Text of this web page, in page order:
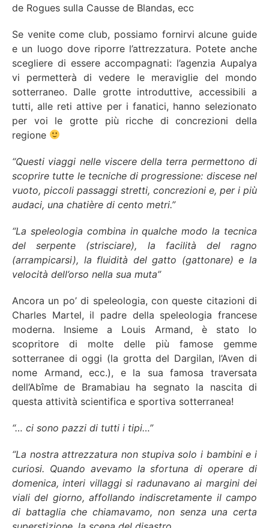
de Rogues sulla Causse de Blandas, ecc
Se venite come club, possiamo fornirvi alcune guide
e un luogo dove riporre l’attrezzatura. Potete anche
scegliere di essere accompagnati: l’agenzia Aupalya
vi permetterà di vedere le meraviglie del mondo
sotterraneo. Dalle grotte introduttive, accessibili a
tutti, alle reti attive per i fanatici, hanno selezionato
per voi le grotte più ricche di concrezioni della
regione
“Questi viaggi nelle viscere della terra permettono di
scoprire tutte le tecniche di progressione: discese nel
vuoto, piccoli passaggi stretti, concrezioni e, per i più
audaci, una chatière di cento metri.”
“La speleologia combina in qualche modo la tecnica
del serpente (strisciare), la facilità del ragno
(arrampicarsi), la fluidità del gatto (gattonare) e la
velocità dell’orso nella sua muta”
Ancora un po’ di speleologia, con queste citazioni di
Charles Martel, il padre della speleologia francese
moderna. Insieme a Louis Armand, è stato lo
scopritore di molte delle più famose gemme
sotterranee di oggi (la grotta del Dargilan, l’Aven di
nome Armand, ecc.), e la sua famosa traversata
dell’Abîme de Bramabiau ha segnato la nascita di
questa attività scientifica e sportiva sotterranea!
“… ci sono pazzi di tutti i tipi…”
“La nostra attrezzatura non stupiva solo i bambini e i
curiosi. Quando avevamo la sfortuna di operare di
domenica, interi villaggi si radunavano ai margini dei
viali del giorno, affollando indiscretamente il campo
di battaglia che chiamavamo, non senza una certa